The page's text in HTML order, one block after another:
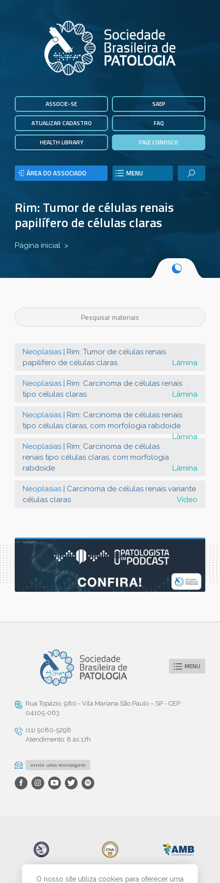
O nosso site utiliza cookies para oferecer uma
ASSOCIE-SE
ATUALIZAR CADASTRO
HEALTH LIBRARY
SAEP
FAQ
FALE CONOSCO
ÁREA DO ASSOCIADO MENU
Rim: Tumor de células renais
papilífero de células claras
Página inicial
Neoplasias | Rim: Tumor de células renais
papilífero de células claras
Lâmina
Neoplasias | Rim: Carcinoma de células renais
tipo células claras
Lâmina
Neoplasias | Rim: Carcinoma de células renais
tipo células claras, com morfologia rabdoide
Lâmina
Neoplasias | Rim: Carcinoma de células
renais tipo células claras, com morfologia
rabdoide
Lâmina
Neoplasias | Carcinoma de células renais variante
células claras
Vídeo
MENU
Rua Topázio, 980 - Vila Mariana São Paulo – SP - CEP:
04105-063
(11) 5080-5298
Atendimento: 8 às 17h
envie uma mensagem